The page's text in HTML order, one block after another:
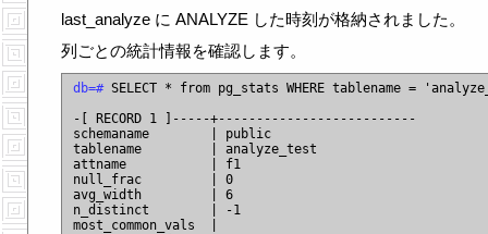
last_analyze に ANALYZE した時刻が格納されました。
列ごとの統計情報を確認します。
db=# SELECT * from pg_stats WHERE tablename =
-[ RECORD 1 ]-----+--------------------------
schemaname        | public
tablename         | analyze_test
attname           | f1
null_frac         | 0
avg_width         | 6
n_distinct        | -1
most_common_vals  |